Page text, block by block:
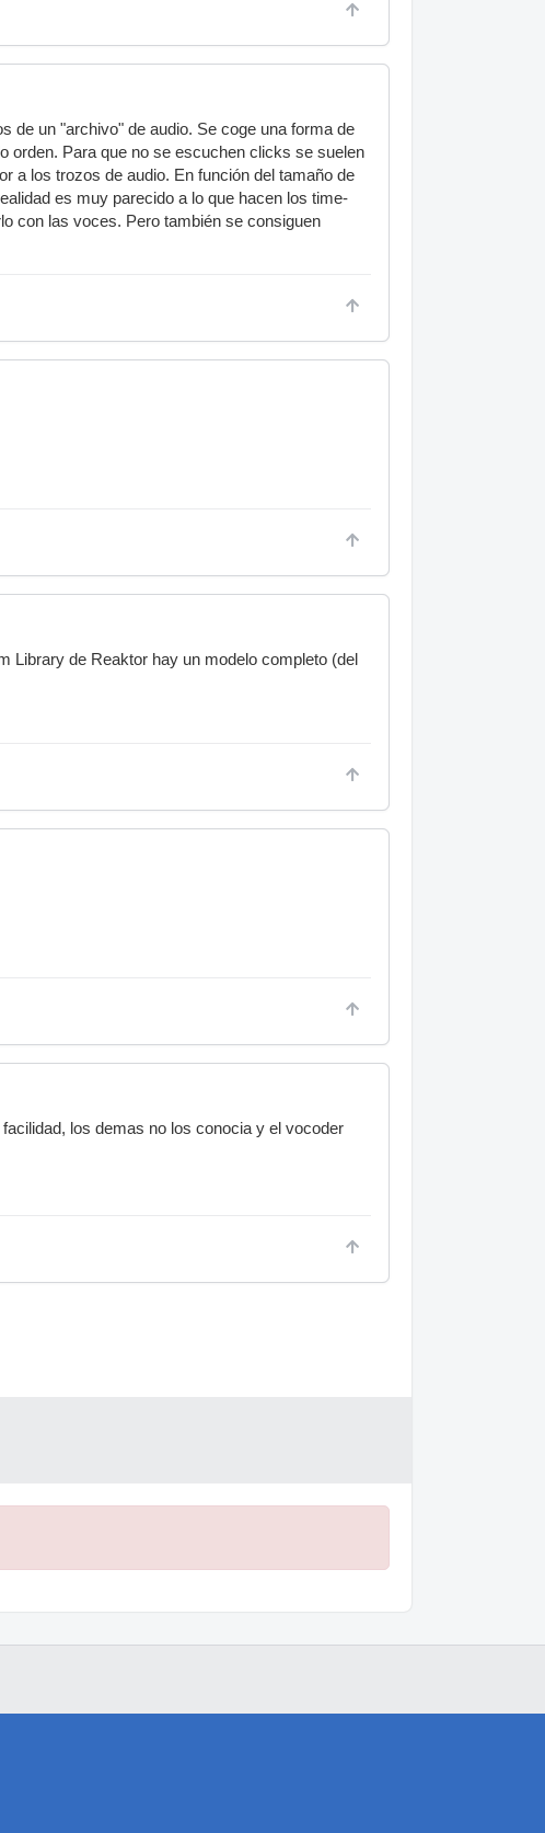
de un "archivo" de audio. Se coge una forma de
orden. Para que no se escuchen clicks se suelen
a los trozos de audio. En función del tamaño de
es muy parecido a lo que hacen los time-
con las voces. Pero también se consiguen
Library de Reaktor hay un modelo completo (del
los demas no los conocia y el vocoder